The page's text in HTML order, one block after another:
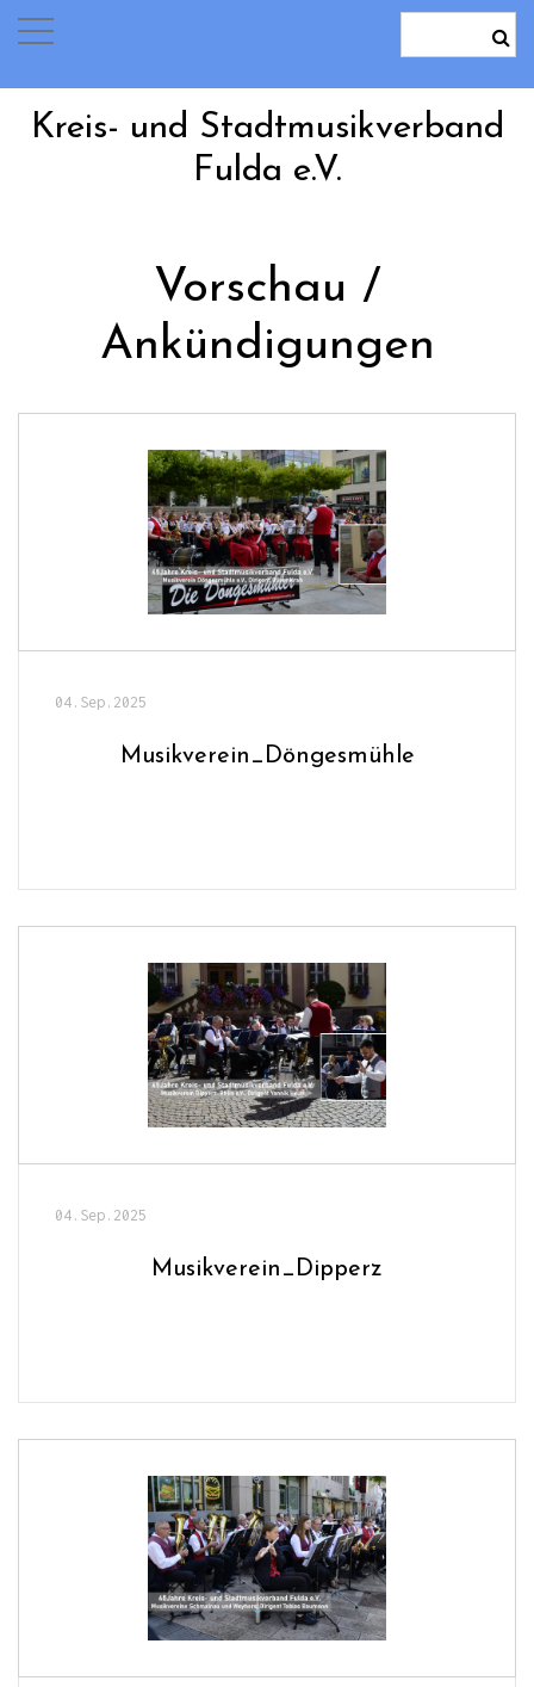
Kreis- und Stadtmusikverband
Fulda e.V.
Vorschau /
Ankündigungen
04.Sep.2025
Musikverein_Döngesmühle
04.Sep.2025
Musikverein_Dipperz